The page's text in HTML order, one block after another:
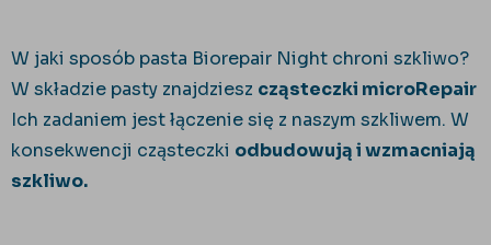
W jaki sposób pasta Biorepair Night chroni szkliwo?
W składzie pasty znajdziesz cząsteczki microRepair
Ich zadaniem jest łączenie się z naszym szkliwem. W
konsekwencji cząsteczki odbudowują i wzmacniają
szkliwo.